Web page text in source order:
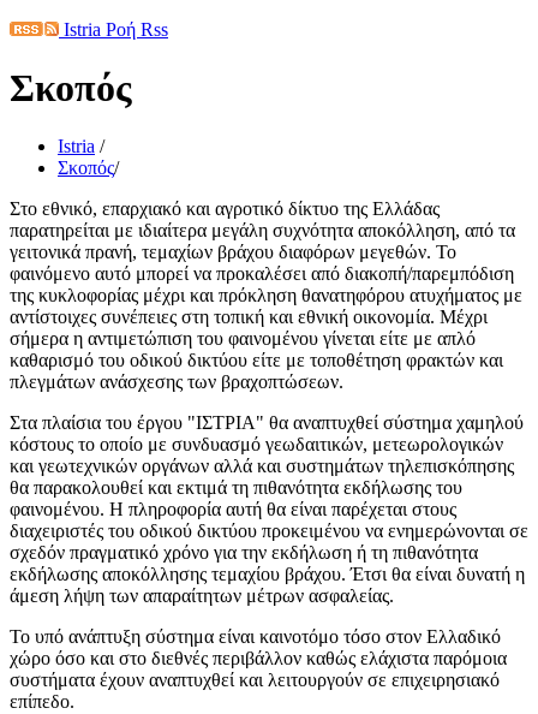
Istria Ροή Rss
Σκοπός
Istria /
Σκοπός/
Στο εθνικό, επαρχιακό και αγροτικό δίκτυο της Ελλάδας
παρατηρείται με ιδιαίτερα μεγάλη συχνότητα αποκόλληση, από τα
γειτονικά πρανή, τεμαχίων βράχου διαφόρων μεγεθών. Το
φαινόμενο αυτό μπορεί να προκαλέσει από διακοπή/παρεμπόδιση
της κυκλοφορίας μέχρι και πρόκληση θανατηφόρου ατυχήματος με
αντίστοιχες συνέπειες στη τοπική και εθνική οικονομία. Μέχρι
σήμερα η αντιμετώπιση του φαινομένου γίνεται είτε με απλό
καθαρισμό του οδικού δικτύου είτε με τοποθέτηση φρακτών και
πλεγμάτων ανάσχεσης των βραχοπτώσεων.
Στα πλαίσια του έργου "ΙΣΤΡΙΑ" θα αναπτυχθεί σύστημα χαμηλού
κόστους το οποίο με συνδυασμό γεωδαιτικών, μετεωρολογικών
και γεωτεχνικών οργάνων αλλά και συστημάτων τηλεπισκόπησης
θα παρακολουθεί και εκτιμά τη πιθανότητα εκδήλωσης του
φαινομένου. Η πληροφορία αυτή θα είναι παρέχεται στους
διαχειριστές του οδικού δικτύου προκειμένου να ενημερώνονται σε
σχεδόν πραγματικό χρόνο για την εκδήλωση ή τη πιθανότητα
εκδήλωσης αποκόλλησης τεμαχίου βράχου. Έτσι θα είναι δυνατή η
άμεση λήψη των απαραίτητων μέτρων ασφαλείας.
Το υπό ανάπτυξη σύστημα είναι καινοτόμο τόσο στον Ελλαδικό
χώρο όσο και στο διεθνές περιβάλλον καθώς ελάχιστα παρόμοια
συστήματα έχουν αναπτυχθεί και λειτουργούν σε επιχειρησιακό
επίπεδο.